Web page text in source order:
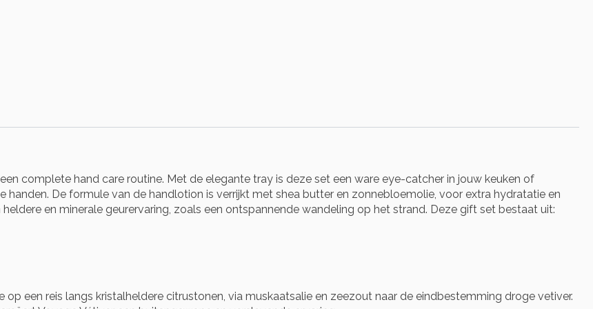
complete hand care routine. Met de elegante tray is deze set een ware eye-catcher in jouw keuken of
handen. De formule van de handlotion is verrijkt met shea butter en zonnebloemolie, voor extra hydratatie en
en minerale geurervaring, zoals een ontspannende wandeling op het strand. Deze gift set bestaat uit:
een reis langs kristalheldere citrustonen, via muskaatsalie en zeezout naar de eindbestemming droge vetiver.